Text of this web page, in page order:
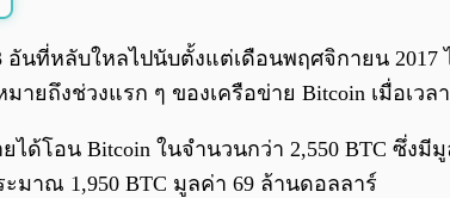
อันที่หลับใหลไปนับตั้งแต่เดือนพฤศจิกายน
ายถึงช่วงแรก ๆ ของเครือข่าย Bitcoin เมื่อเ
ได้โอน Bitcoin ในจำนวนกว่า 2,550 BTC ซึ่ง
ะมาณ 1,950 BTC มูลค่า 69 ล้านดอลลาร์